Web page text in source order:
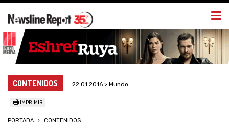
CONTENIDOS 22.01.2016 > Mundo
IMPRIMIR
PORTADA CONTENIDOS